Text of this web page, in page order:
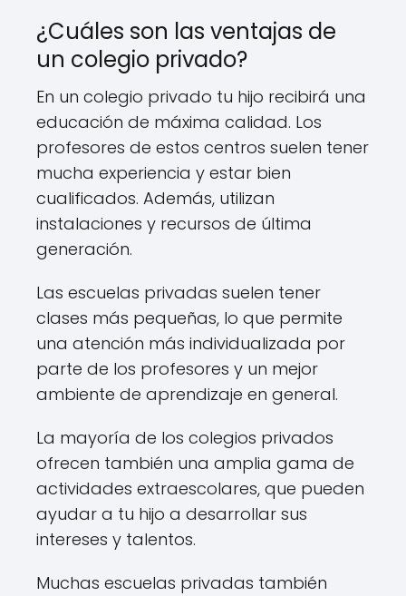
¿Cuáles son las ventajas de
un colegio privado?
En un colegio privado tu hijo recibirá una
educación de máxima calidad. Los
profesores de estos centros suelen tener
mucha experiencia y estar bien
cualificados. Además, utilizan
instalaciones y recursos de última
generación.
Las escuelas privadas suelen tener
clases más pequeñas, lo que permite
una atención más individualizada por
parte de los profesores y un mejor
ambiente de aprendizaje en general.
La mayoría de los colegios privados
ofrecen también una amplia gama de
actividades extraescolares, que pueden
ayudar a tu hijo a desarrollar sus
intereses y talentos.
Muchas escuelas privadas también